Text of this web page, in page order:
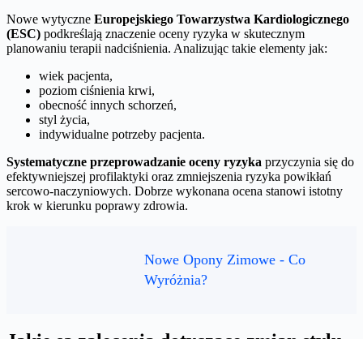
Nowe wytyczne Europejskiego Towarzystwa Kardiologicznego
(ESC) podkreślają znaczenie oceny ryzyka w skutecznym
planowaniu terapii nadciśnienia. Analizując takie elementy jak:
wiek pacjenta,
poziom ciśnienia krwi,
obecność innych schorzeń,
styl życia,
indywidualne potrzeby pacjenta.
Systematyczne przeprowadzanie oceny ryzyka przyczynia się do
efektywniejszej profilaktyki oraz zmniejszenia ryzyka powikłań
sercowo-naczyniowych. Dobrze wykonana ocena stanowi istotny
krok w kierunku poprawy zdrowia.
Nowe Opony Zimowe - Co
Wyróżnia?